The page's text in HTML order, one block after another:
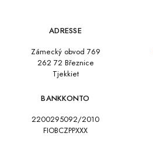
ADRESSE
Zámecký obvod 769
262 72 Březnice
Tjekkiet
BANKKONTO
2200295092/2010
FIOBCZPPXXX